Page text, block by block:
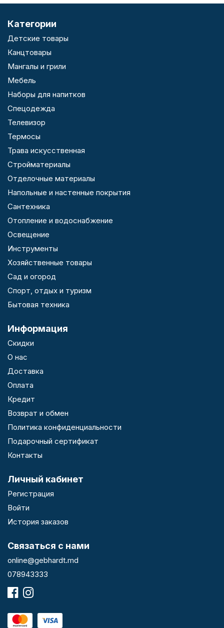
Категории
Детские товары
Канцтовары
Мангалы и грили
Мебель
Наборы для напитков
Спецодежда
Телевизор
Термосы
Трава искусственная
Стройматериалы
Отделочные материалы
Напольные и настенные покрытия
Сантехника
Отопление и водоснабжение
Освещение
Инструменты
Хозяйственные товары
Сад и огород
Спорт, отдых и туризм
Бытовая техника
Информация
Скидки
О нас
Доставка
Оплата
Кредит
Возврат и обмен
Политика конфиденциальности
Подарочный сертификат
Контакты
Личный кабинет
Регистрация
Войти
История заказов
Связаться с нами
online@gebhardt.md
078943333